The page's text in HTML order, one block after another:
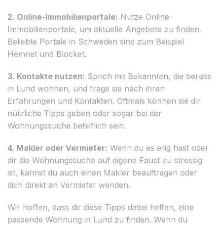
2. Online-Immobilienportale: Nutze Online-
Immobilienportale, um aktuelle Angebote zu finden.
Beliebte Portale in Schweden sind zum Beispiel
Hemnet und Blocket.
3. Kontakte nutzen: Sprich mit Bekannten, die bereits
in Lund wohnen, und frage sie nach ihren
Erfahrungen und Kontakten. Oftmals können sie dir
nützliche Tipps geben oder sogar bei der
Wohnungssuche behilflich sein.
4. Makler oder Vermieter: Wenn du es eilig hast oder
dir die Wohnungssuche auf eigene Faust zu stressig
ist, kannst du auch einen Makler beauftragen oder
dich direkt an Vermieter wenden.
Wir hoffen, dass dir diese Tipps dabei helfen, eine
passende Wohnung in Lund zu finden. Wenn du